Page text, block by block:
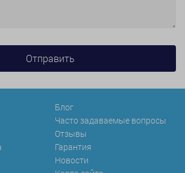
Блог
Часто задаваемые вопросы
Отзывы
Гарантия
Новости